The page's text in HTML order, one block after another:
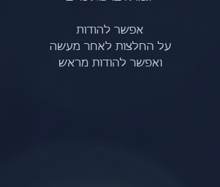
אפשר להודות
על החלצות לאחר מעשה
ואפשר להודות מראש